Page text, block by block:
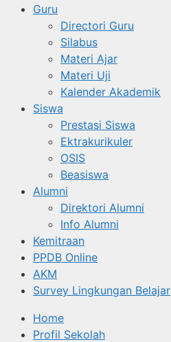
Guru
Directori Guru
Silabus
Materi Ajar
Materi Uji
Kalender Akademik
Siswa
Prestasi Siswa
Ektrakurikuler
OSIS
Beasiswa
Alumni
Direktori Alumni
Info Alumni
Kemitraan
PPDB Online
AKM
Survey Lingkungan Belajar
Home
Profil Sekolah